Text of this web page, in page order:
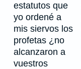
estatutos que
yo ordené a
mis siervos los
profetas ¿no
alcanzaron a
vuestros